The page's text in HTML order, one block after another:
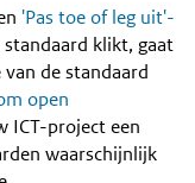
'Pas toe of leg uit'-
standaard klikt, gaat
de standaard
open
ICT-project een
waarschijnlijk